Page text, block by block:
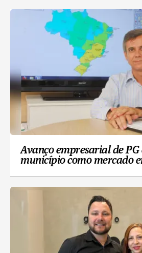
Avanço empresarial de PG
município como mercado